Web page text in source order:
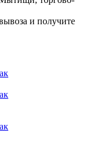
и получите